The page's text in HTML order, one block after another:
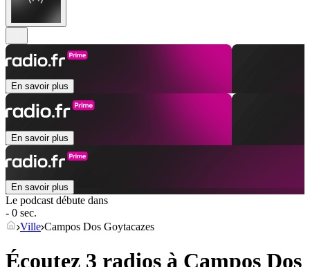
En savoir plus
En savoir plus
En savoir plus
Le podcast débute dans
- 0 sec.
Ville Campos Dos Goytacazes
Écoutez 3 radios à Campos Dos